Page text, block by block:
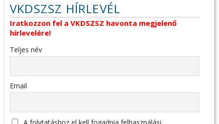
VKDSZSZ HÍRLEVÉL
Iratkozzon fel a VKDSZSZ havonta megjelenő
hírlevelére!
Teljes név
Email